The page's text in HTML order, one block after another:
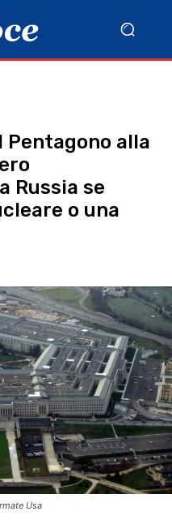
Pentagono alla
Russia se
o una
Usa